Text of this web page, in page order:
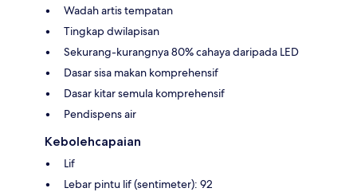
Wadah artis tempatan
Tingkap dwilapisan
Sekurang-kurangnya 80% cahaya daripada LED
Dasar sisa makan komprehensif
Dasar kitar semula komprehensif
Pendispens air
Kebolehcapaian
Lif
Lebar pintu lif (sentimeter): 92